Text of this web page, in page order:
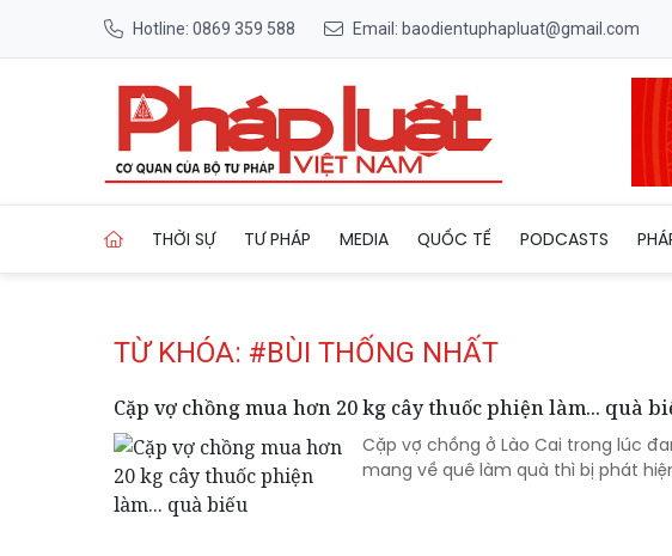
Hotline: 0869 359 588 Email: baodientuphapluat@gmail.com
THỜI SỰ TƯ PHÁP MEDIA QUỐC TẾ PODCASTS
TỪ KHÓA: #BÙI THỐNG NHẤT
Cặp vợ chồng mua hơn 20 kg cây thuốc phiện làm... quà
Cặp vợ chồng ở Lào Cai trong lúc
mang về quê làm quà thì bị phát